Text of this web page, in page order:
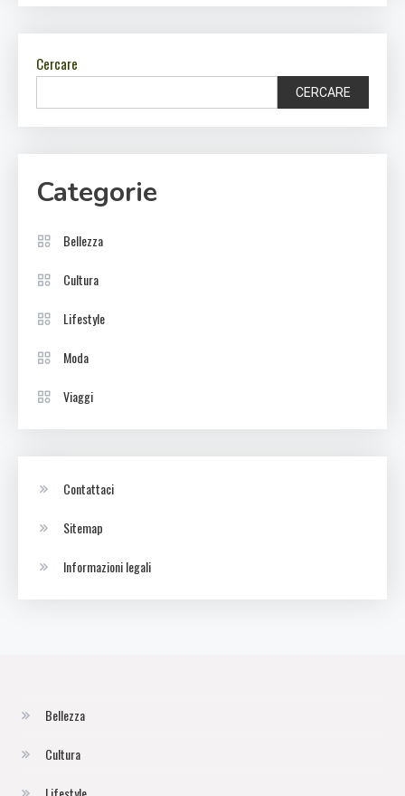
Cercare
CERCARE
Categorie
Bellezza
Cultura
Lifestyle
Moda
Viaggi
Contattaci
Sitemap
Informazioni legali
Bellezza
Cultura